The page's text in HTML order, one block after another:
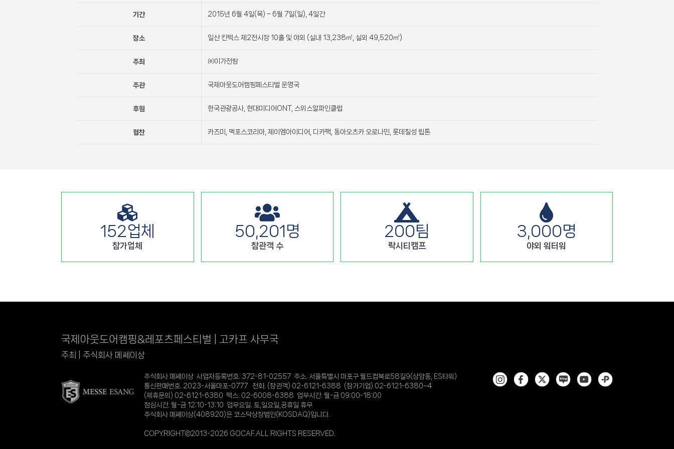
기간 2015년 6월 4일(목) – 6월 7일(일), 4일간
장소 일산 킨텍스 제2전시장 10홀 및 야외 (실내 13,238㎡, 실외 49,520㎡)
주최 ㈜이가전람
주관 국제아웃도어캠핑페스티벌 운영국
후원 한국관광공사, 현대미디어ONT, 스위스알파인클럽
협찬 카즈미, 맥포스코리아, 제이엠아이디어, 디카팩, 동아오츠카 오로나민, 롯데칠성 립톤
152업체
참가업체
50,201 명
참관객 수
200팀
락시티캠프
3,000명
야외 워터워
국제아웃도어캠핑&레포츠페스티벌 | 고카프 사무국
주최 | 주식회사 메쎄이상
주식회사 메쎄이상 사업자등록번호. 372-81-02557 주소. 서울특별시 마포구 월드컵북로58길9(상암동, ES타워)
통신판매번호. 2023-서울마포-0777 전화. (참관객) 02-6121-6388 (참가기업) 02-6121-6380~4
(제휴문의) 02-6121-6380 팩스. 02-6008-6388 업무시간. 월-금 09:00-18:00
점심시간. 월-금 12:10-13:10 업무요일. 토,일요일,공휴일 휴무
주식회사 메쎄이상(408920)은 코스닥상장법인(KOSDAQ)입니다.
COPYRIGHT©2013-2026 GOCAF.ALL RIGHTS RESERVED.